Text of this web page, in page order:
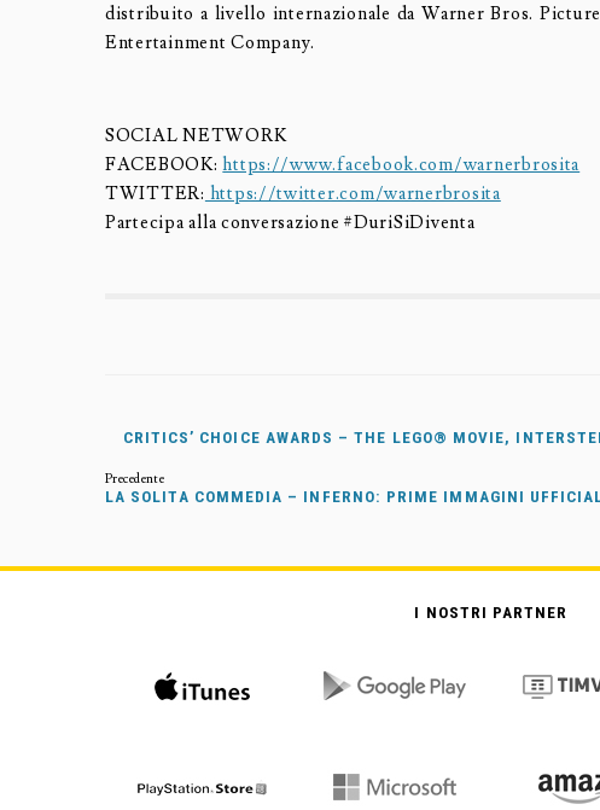
distribuito a livello internazionale da Warner Bros.
Entertainment Company.
SOCIAL NETWORK
FACEBOOK:https://www.facebook.com/warnerbrosita
TWITTER: https://twitter.com/warnerbrosita
Partecipa alla conversazione #DuriSiDiventa
CRITICS’ CHOICE AWARDS – THE LEGO® MOVIE,
LA SOLITA COMMEDIA – INFERNO: PRIME IMMAGINI
I NOSTRI PARTNER